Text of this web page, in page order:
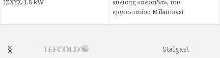
ΙΣΧΥΣ:1,8 kW
κύλισης «αλυσίδα», του
εργοστασίου Milantoast
Stalgast